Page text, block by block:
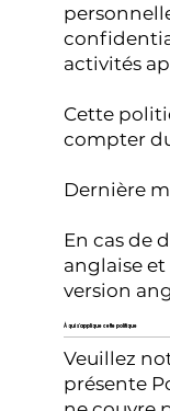
activités
Cette
compter
Dernière
En cas de
anglaise
version
À qui s'applique cette politique
Veuillez
présente